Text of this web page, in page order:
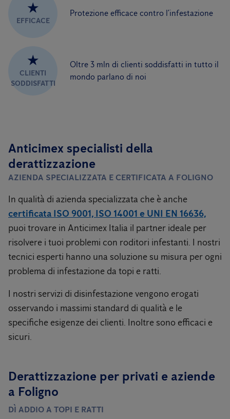
★
EFFICACE
Protezione efficace contro l’infestazione
★
CLIENTI
SODDISFATTI
Oltre 3 mln di clienti soddisfatti in tutto il
mondo parlano di noi
Anticimex specialisti della
derattizzazione
AZIENDA SPECIALIZZATA E CERTIFICATA A FOLIGNO
In qualità di azienda specializzata che è anche
certificata ISO 9001, ISO 14001 e UNI EN 16636,
puoi trovare in Anticimex Italia il partner ideale per
risolvere i tuoi problemi con roditori infestanti. I nostri
tecnici esperti hanno una soluzione su misura per ogni
problema di infestazione da topi e ratti.
I nostri servizi di disinfestazione vengono erogati
osservando i massimi standard di qualità e le
specifiche esigenze dei clienti. Inoltre sono efficaci e
sicuri.
Derattizzazione per privati ​​e aziende
a Foligno
DÌ ADDIO A TOPI E RATTI